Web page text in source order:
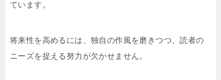
ています。
将来性を高めるには、独自の作風を磨きつつ、読者の
ニーズを捉える努力が欠かせません。